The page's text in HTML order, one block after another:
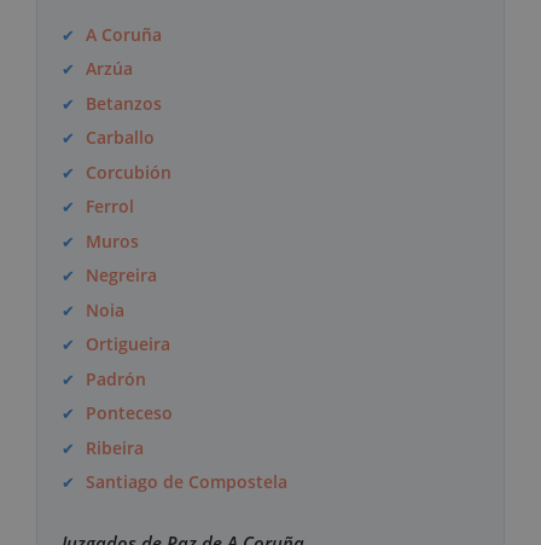
A Coruña
Arzúa
Betanzos
Carballo
Corcubión
Ferrol
Muros
Negreira
Noia
Ortigueira
Padrón
Ponteceso
Ribeira
Santiago de Compostela